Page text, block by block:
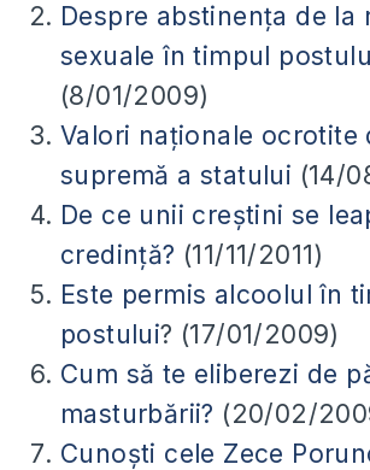
Despre abstinenţa de la
sexuale în timpul
(8/01/2009)
Valori naţionale ocrotite
supremă a statului (14/
De ce unii creştini se
credinţă? (11/11/2011)
Este permis alcoolul în
postului? (17/01/2009)
Cum să te eliberezi de
masturbării? (20/02/
Cunoşti cele Zece